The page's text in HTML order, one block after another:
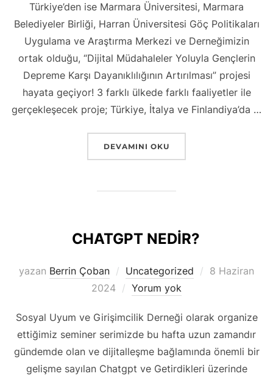
Türkiye’den ise Marmara Üniversitesi, Marmara
Belediyeler Birliği, Harran Üniversitesi Göç Politikaları
Uygulama ve Araştırma Merkezi ve Derneğimizin
ortak olduğu, “Dijital Müdahaleler Yoluyla Gençlerin
Depreme Karşı Dayanıklılığının Artırılması” projesi
hayata geçiyor! 3 farklı ülkede farklı faaliyetler ile
gerçekleşecek proje; Türkiye, İtalya ve Finlandiya’da …
“DİJİTAL MÜDAHALELER İLE
DEVAMINI OKU
CHATGPT NEDİR?
yazan Berrin Çoban Uncategorized
Yayımlanma
8 Haziran
2024
Yorum yok
Sosyal Uyum ve Girişimcilik Derneği olarak organize
ettiğimiz seminer serimizde bu hafta uzun zamandır
gündemde olan ve dijitalleşme bağlamında önemli bir
gelişme sayılan Chatgpt ve Getirdikleri üzerinde